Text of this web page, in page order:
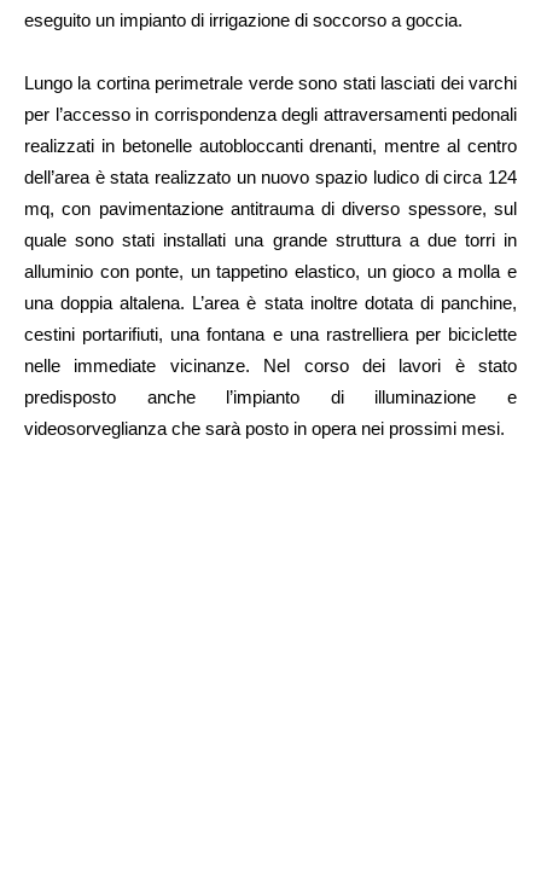
eseguito un impianto di irrigazione di soccorso a goccia.
Lungo la cortina perimetrale verde sono stati lasciati dei varchi
per l’accesso in corrispondenza degli attraversamenti pedonali
realizzati in betonelle autobloccanti drenanti, mentre al centro
dell’area è stata realizzato un nuovo spazio ludico di circa 124
mq, con pavimentazione antitrauma di diverso spessore, sul
quale sono stati installati una grande struttura a due torri in
alluminio con ponte, un tappetino elastico, un gioco a molla e
una doppia altalena. L’area è stata inoltre dotata di panchine,
cestini portarifiuti, una fontana e una rastrelliera per biciclette
nelle immediate vicinanze. Nel corso dei lavori è stato
predisposto anche l’impianto di illuminazione e
videosorveglianza che sarà posto in opera nei prossimi mesi.